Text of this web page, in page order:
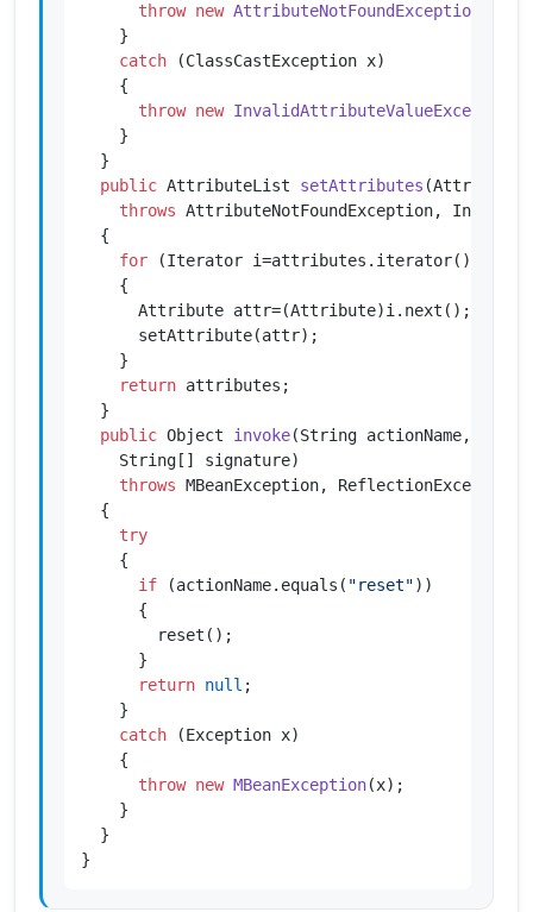
throw new AttributeNotFoundException
    }
catch (ClassCastException x)
    {
throw new InvalidAttributeValueException
    }
  }
public AttributeList setAttributes
throws AttributeNotFoundException,
  {
for (Iterator
    {
      Attribute attr=(Attribute)i.next();
      setAttribute(attr);
    }
return attributes;
  }
public Object invoke(String actionName,
    String[] signature)
throws MBeanException, ReflectionException
  {
try
    {
if (actionName.equals( "reset"))
      {
        reset();
      }
return null ;
    }
catch (Exception x)
    {
throw new MBeanException(x);
    }
  }
}